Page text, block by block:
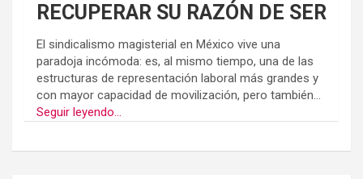
RECUPERAR SU RAZÓN DE SER
El sindicalismo magisterial en México vive una
paradoja incómoda: es, al mismo tiempo, una de las
estructuras de representación laboral más grandes y
con mayor capacidad de movilización, pero también...
Seguir leyendo...